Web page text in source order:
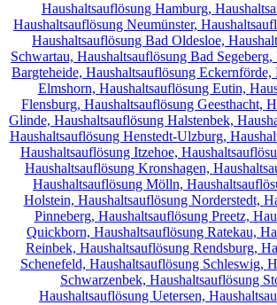
Haushaltsauflösung Hamburg,
Haushaltsauflösung Neumünster,
Haushaltsauflösung Bad Oldesloe,
Schwartau, Haushaltsauflösung Bad Segeberg,
Bargteheide, Haushaltsauflösung Eckernförde,
Elmshorn, Haushaltsauflösung Eutin,
Flensburg, Haushaltsauflösung Geesthacht,
Glinde, Haushaltsauflösung Halstenbek,
Haushaltsauflösung Henstedt-Ulzburg,
Haushaltsauflösung Itzehoe,
Haushaltsauflösung Kronshagen,
Haushaltsauflösung Mölln,
Holstein, Haushaltsauflösung Norderstedt,
Pinneberg, Haushaltsauflösung Preetz,
Quickborn, Haushaltsauflösung Ratekau,
Reinbek, Haushaltsauflösung Rendsburg,
Schenefeld, Haushaltsauflösung Schleswig,
Schwarzenbek, Haushaltsauflösung
Haushaltsauflösung Uetersen,